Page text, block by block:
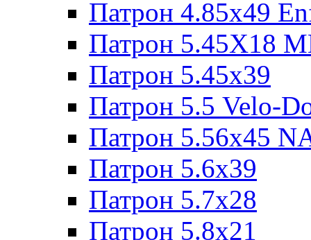
Патрон 4.85x49
Патрон 5.45X18
Патрон 5.45х39
Патрон 5.5 Velo-
Патрон 5.56х45
Патрон 5.6х39
Патрон 5.7x28
Патрон 5.8x21